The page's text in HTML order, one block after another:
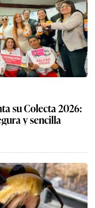
su Colecta 2026:
y sencilla